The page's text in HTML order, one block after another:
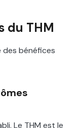
du THM
des bénéfices
Le THM est le